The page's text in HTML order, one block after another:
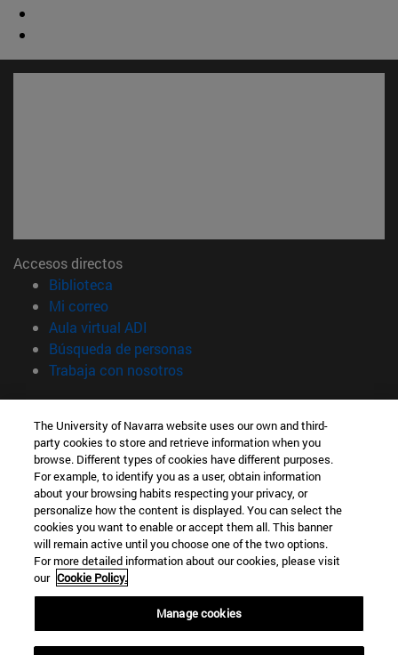
Accesos directos
Biblioteca
Mi correo(abre en nueva ventana)
Aula virtual ADI
Búsqueda de personas(abre en nueva ventana)
Trabaja con nosotros(abre en nueva ventana)
Información
TFNO +34 948 42 56 00
¿QUÉ GRADO TE INTERESA?
¿QUÉ MÁSTER TE INTERESA?
© Universidad de Navarra
Información legal
Accesibilidad
Configuración de cookies
The University of Navarra website uses our own and third-
party cookies to store and retrieve information when you
browse. Different types of cookies have different purposes.
For example, to identify you as a user, obtain information
about your browsing habits respecting your privacy, or
personalize how the content is displayed. You can select the
cookies you want to enable or accept them all. This banner
will remain active until you choose one of the two options.
For more detailed information about our cookies, please visit
our Cookie Policy.
Manage cookies